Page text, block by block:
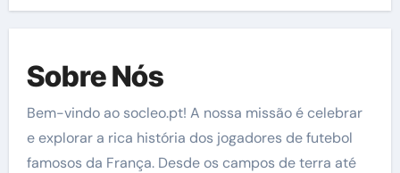
Sobre Nós
Bem-vindo ao socleo.pt! A nossa missão é celebrar
e explorar a rica história dos jogadores de futebol
famosos da França. Desde os campos de terra até